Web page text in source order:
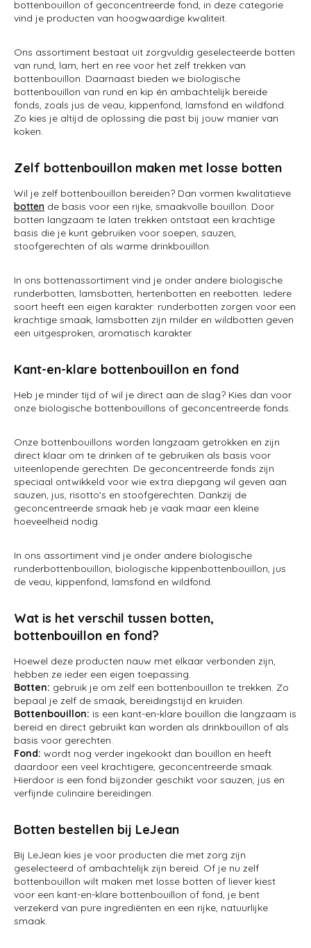
bottenbouillon of geconcentreerde fond, in deze categorie
vind je producten van hoogwaardige kwaliteit.
Ons assortiment bestaat uit zorgvuldig geselecteerde botten
van rund, lam, hert en ree voor het zelf trekken van
bottenbouillon. Daarnaast bieden we biologische
bottenbouillon van rund en kip én ambachtelijk bereide
fonds, zoals jus de veau, kippenfond, lamsfond en wildfond.
Zo kies je altijd de oplossing die past bij jouw manier van
koken.
Zelf bottenbouillon maken met losse botten
Wil je zelf bottenbouillon bereiden? Dan vormen kwalitatieve
botten de basis voor een rijke, smaakvolle bouillon. Door
botten langzaam te laten trekken ontstaat een krachtige
basis die je kunt gebruiken voor soepen, sauzen,
stoofgerechten of als warme drinkbouillon.
In ons bottenassortiment vind je onder andere biologische
runderbotten, lamsbotten, hertenbotten en reebotten. Iedere
soort heeft een eigen karakter: runderbotten zorgen voor een
krachtige smaak, lamsbotten zijn milder en wildbotten geven
een uitgesproken, aromatisch karakter.
Kant-en-klare bottenbouillon en fond
Heb je minder tijd of wil je direct aan de slag? Kies dan voor
onze biologische bottenbouillons of geconcentreerde fonds.
Onze bottenbouillons worden langzaam getrokken en zijn
direct klaar om te drinken of te gebruiken als basis voor
uiteenlopende gerechten. De geconcentreerde fonds zijn
speciaal ontwikkeld voor wie extra diepgang wil geven aan
sauzen, jus, risotto's en stoofgerechten. Dankzij de
geconcentreerde smaak heb je vaak maar een kleine
hoeveelheid nodig.
In ons assortiment vind je onder andere biologische
runderbottenbouillon, biologische kippenbottenbouillon, jus
de veau, kippenfond, lamsfond en wildfond.
Wat is het verschil tussen botten,
bottenbouillon en fond?
Hoewel deze producten nauw met elkaar verbonden zijn,
hebben ze ieder een eigen toepassing.
Botten: gebruik je om zelf een bottenbouillon te trekken. Zo
bepaal je zelf de smaak, bereidingstijd en kruiden.
Bottenbouillon: is een kant-en-klare bouillon die langzaam is
bereid en direct gebruikt kan worden als drinkbouillon of als
basis voor gerechten.
Fond: wordt nog verder ingekookt dan bouillon en heeft
daardoor een veel krachtigere, geconcentreerde smaak.
Hierdoor is een fond bijzonder geschikt voor sauzen, jus en
verfijnde culinaire bereidingen.
Botten bestellen bij LeJean
Bij LeJean kies je voor producten die met zorg zijn
geselecteerd of ambachtelijk zijn bereid. Of je nu zelf
bottenbouillon wilt maken met losse botten of liever kiest
voor een kant-en-klare bottenbouillon of fond, je bent
verzekerd van pure ingrediënten en een rijke, natuurlijke
smaak.